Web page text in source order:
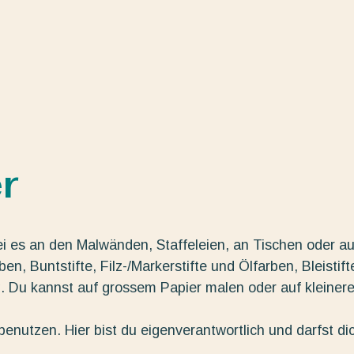
an den Malwänden, Staffeleien, an Tischen oder
Buntstifte, Filz-/Markerstifte und Ölfarben,
kannst auf grossem Papier malen oder auf kleinere
Hier bist du eigenverantwortlich und darfst